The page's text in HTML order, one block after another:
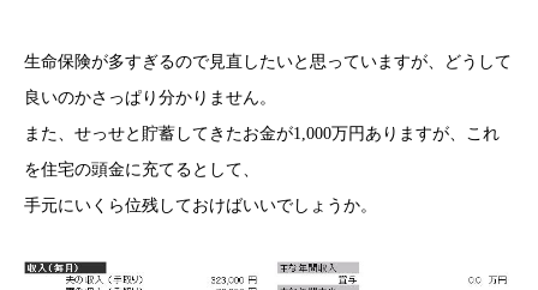
生命保険が多すぎるので見直したいと思っていますが、どうして
良いのかさっぱり分かりません。
また、せっせと貯蓄してきたお金が1,000万円ありますが、これ
を住宅の頭金に充てるとして、
手元にいくら位残しておけばいいでしょうか。